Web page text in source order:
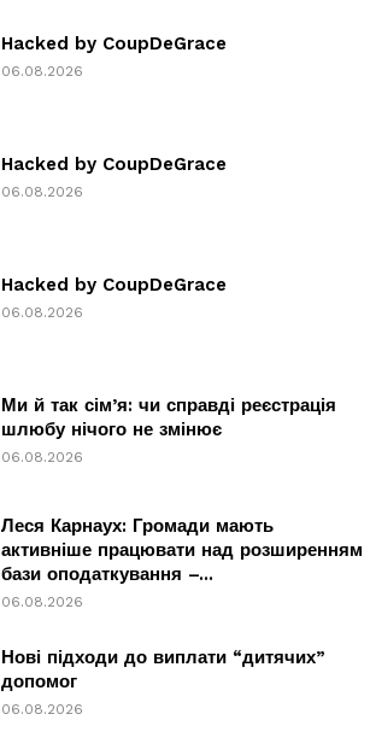
Hacked by CoupDeGrace
06.08.2026
Hacked by CoupDeGrace
06.08.2026
Hacked by CoupDeGrace
06.08.2026
Ми й так сім’я: чи справді реєстрація
шлюбу нічого не змінює
06.08.2026
Леся Карнаух: Громади мають
активніше працювати над розширенням
бази оподаткування –...
06.08.2026
Нові підходи до виплати “дитячих”
допомог
06.08.2026